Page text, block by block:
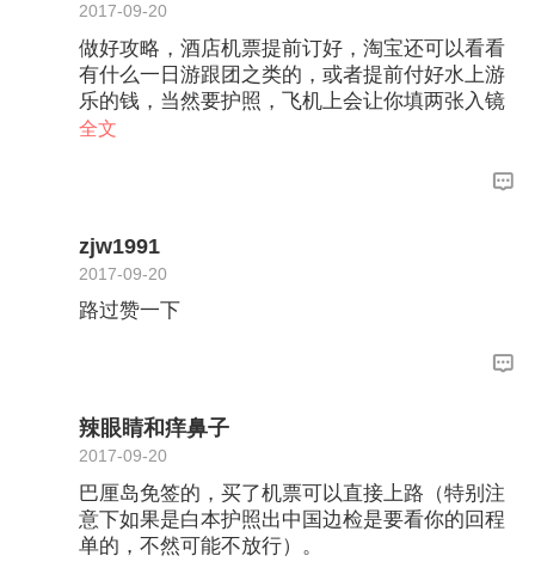
2017-09-20
做好攻略，酒店机票提前订好，淘宝还可以看看
有什么一日游跟团之类的，或者提前付好水上游
乐的钱，当然要护照，飞机上会让你填两张入镜
卡什么的
全文
zjw1991
2017-09-20
路过赞一下
辣眼睛和痒鼻子
2017-09-20
巴厘岛免签的，买了机票可以直接上路（特别注
意下如果是白本护照出中国边检是要看你的回程
单的，不然可能不放行）。